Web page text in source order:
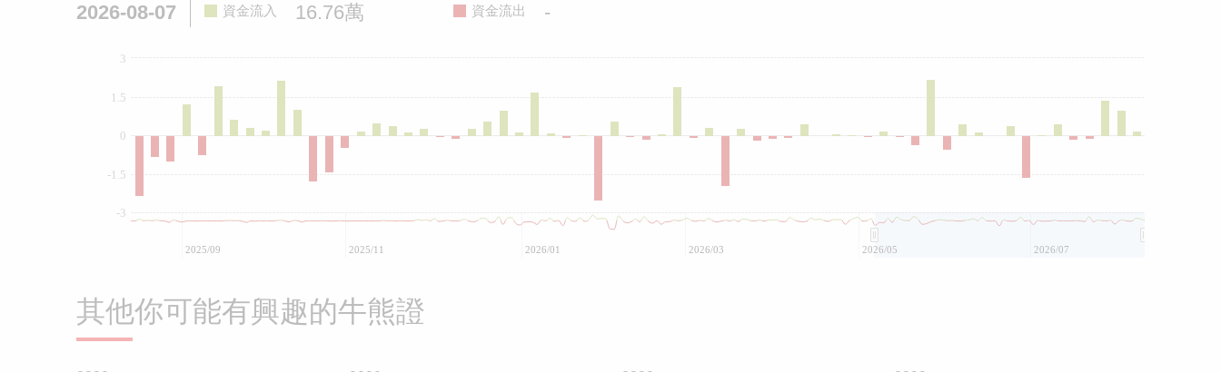
2026-08-07 資金流入 16.76萬 資金流出 -
0
-3
-1.5
1.5
3
2025/09 2025/11 2026/01 2026/03 2026/05 2026/07
其他你可能有興趣的牛熊證